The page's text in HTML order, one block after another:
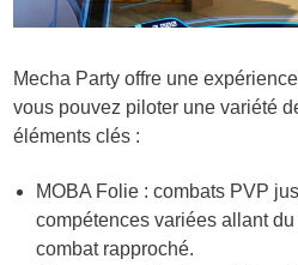
Mecha Party offre une
vous pouvez piloter une variété
éléments clés :
MOBA Folie : combats PVP
compétences variées allant
combat rapproché.